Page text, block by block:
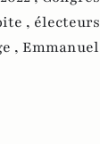
,
,